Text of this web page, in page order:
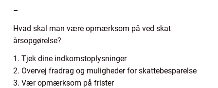
–
Hvad skal man være opmærksom på ved skat
årsopgørelse?
1. Tjek dine indkomstoplysninger
2. Overvej fradrag og muligheder for skattebesparelse
3. Vær opmærksom på frister